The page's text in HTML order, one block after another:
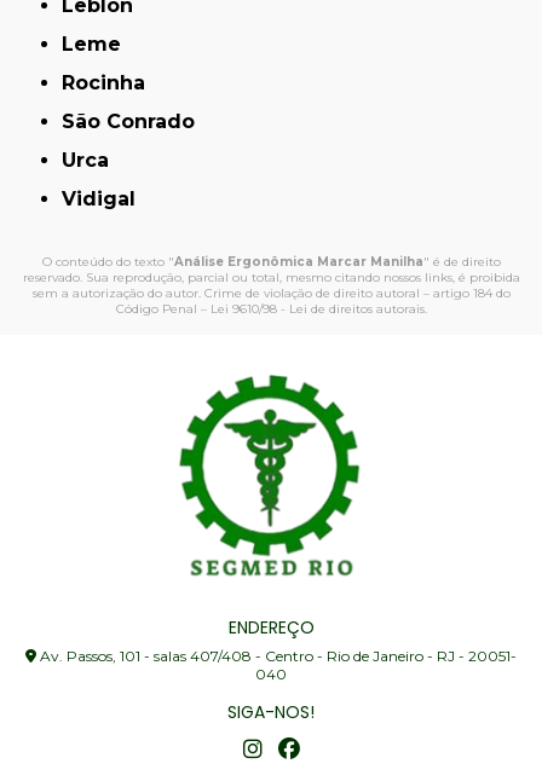
Leblon
Leme
Rocinha
São Conrado
Urca
Vidigal
O conteúdo do texto "Análise Ergonômica Marcar Manilha" é de direito
reservado. Sua reprodução, parcial ou total, mesmo citando nossos links, é proibida
sem a autorização do autor. Crime de violação de direito autoral – artigo 184 do
Código Penal – Lei 9610/98 - Lei de direitos autorais.
ENDEREÇO
Av. Passos, 101 - salas 407/408 - Centro - Rio de Janeiro - RJ - 20051-
040
SIGA-NOS!